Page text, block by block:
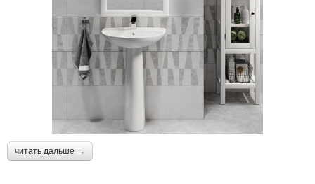
читать дальше →